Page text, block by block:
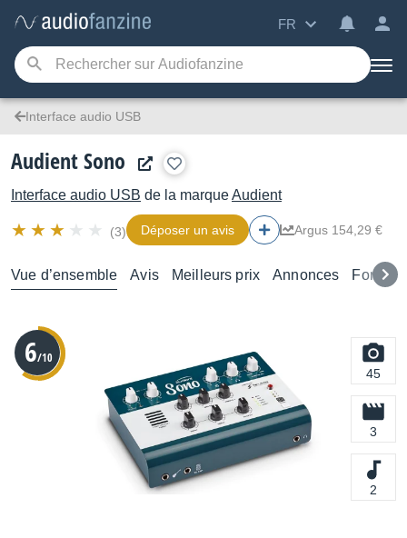
FR
Interface audio USB
Audient Sono
Interface audio USB de la marqueAudient
(3) Déposer un avis Argus 154,29 €
Vue d’ensemble Avis Meilleurs prix Annonces Forums
6/10
45
3
2